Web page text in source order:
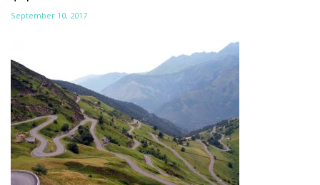
September 10, 2017